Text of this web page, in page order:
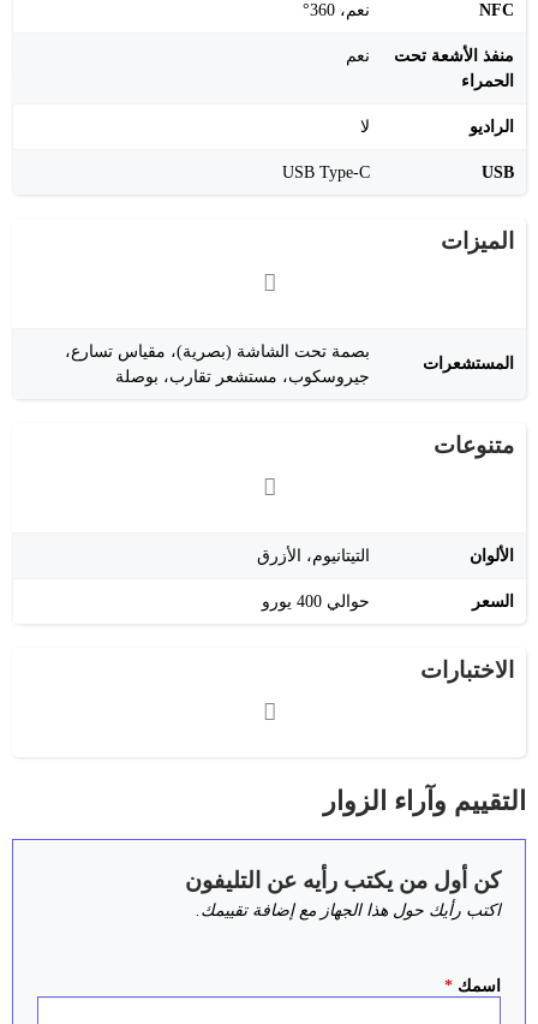
NFC نعم، 360°
منفذ الأشعة تحت
الحمراء
نعم
الراديو لا
USB
USB Type-C
الميزات
المستشعرات
بصمة تحت الشاشة (بصرية)، مقياس تسارع،
جيروسكوب، مستشعر تقارب، بوصلة
متنوعات
الألوان التيتانيوم، الأزرق
السعر حوالي 400 يورو
الاختبارات
التقييم وآراء الزوار
كن أول من يكتب رأيه عن التليفون
اكتب رأيك حول هذا الجهاز مع إضافة تقييمك.
اسمك *